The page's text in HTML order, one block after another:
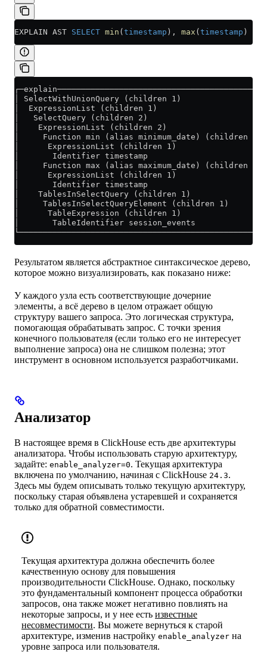
EXPLAIN AST SELECT min (timestamp ), max (timestamp )
│ SelectWithUnionQuery (children 1)
│  ExpressionList (children 1)
│   SelectQuery (children 2)
│    ExpressionList (children 2)
│     Function min (alias minimum_date) (children 1)
│      ExpressionList (children 1)
│       Identifier timestamp
│     Function max (alias maximum_date) (children 1)
│      ExpressionList (children 1)
│       Identifier timestamp
│    TablesInSelectQuery (children 1)
│     TablesInSelectQueryElement (children 1)
│      TableExpression (children 1)
│       TableIdentifier session_events
Результатом является абстрактное синтаксическое дерево,
которое можно визуализировать, как показано ниже:
У каждого узла есть соответствующие дочерние
элементы, а всё дерево в целом отражает общую
структуру вашего запроса. Это логическая структура,
помогающая обрабатывать запрос. С точки зрения
конечного пользователя (если только его не интересует
выполнение запроса) она не слишком полезна; этот
инструмент в основном используется разработчиками.
Анализатор
В настоящее время в ClickHouse есть две архитектуры
анализатора. Чтобы использовать старую архитектуру,
задайте: enable_analyzer=0. Текущая архитектура
включена по умолчанию, начиная с ClickHouse 24.3.
Здесь мы будем описывать только текущую архитектуру,
поскольку старая объявлена устаревшей и сохраняется
только для обратной совместимости.
Текущая архитектура должна обеспечить более
качественную основу для повышения
производительности ClickHouse. Однако, поскольку
это фундаментальный компонент процесса обработки
запросов, она также может негативно повлиять на
некоторые запросы, и у нее есть известные
несовместимости. Вы можете вернуться к старой
архитектуре, изменив настройку enable_analyzer на
уровне запроса или пользователя.